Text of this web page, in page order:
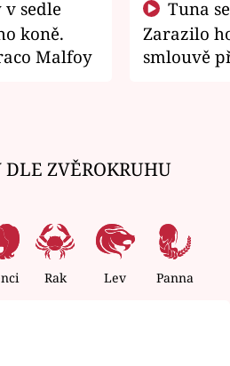
koně.
Malfoy
Zarazilo
smlouvě
DLE ZVĚROKRUHU
Rak Lev Panna